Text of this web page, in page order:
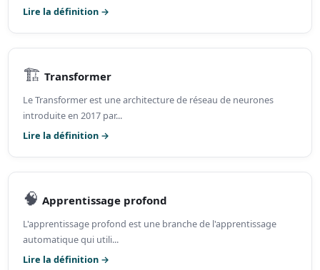
Lire la définition →
🏗️ Transformer
Le Transformer est une architecture de réseau de neurones
introduite en 2017 par...
Lire la définition →
🧠 Apprentissage profond
L'apprentissage profond est une branche de l'apprentissage
automatique qui utili...
Lire la définition →